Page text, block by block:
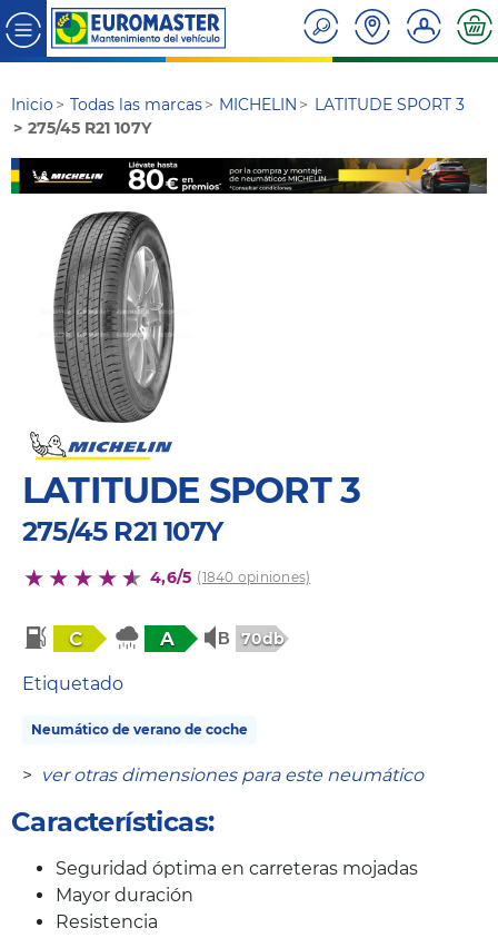
Inicio Todas las marcas MICHELIN
LATITUDE SPORT 3
275/45 R21 107Y
LATITUDE SPORT 3
275/45 R21 107Y
4,6/5 (1840 opiniones)
C A 70db
Etiquetado
Neumático de verano de coche
> ver otras dimensiones para este neumático
Características:
Seguridad óptima en carreteras mojadas
Mayor duración
Resistencia